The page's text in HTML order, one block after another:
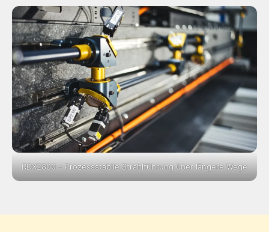
RDX2800 – Prozessstabile Strahlführung über längere Wege